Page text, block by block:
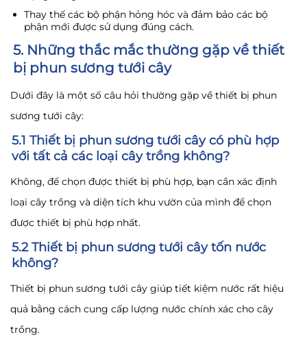
Thay thế các bộ phận hỏng hóc và đảm bảo các bộ
phận mới được sử dụng đúng cách.
5. Những thắc mắc thường gặp về thiết
bị phun sương tưới cây
Dưới đây là một số câu hỏi thường gặp về thiết bị phun
sương tưới cây:
5.1 Thiết bị phun sương tưới cây có phù hợp
với tất cả các loại cây trồng không?
Không, để chọn được thiết bị phù hợp, bạn cần xác định
loại cây trồng và diện tích khu vườn của mình để chọn
được thiết bị phù hợp nhất.
5.2 Thiết bị phun sương tưới cây tốn nước
không?
Thiết bị phun sương tưới cây giúp tiết kiệm nước rất hiệu
quả bằng cách cung cấp lượng nước chính xác cho cây
trồng.